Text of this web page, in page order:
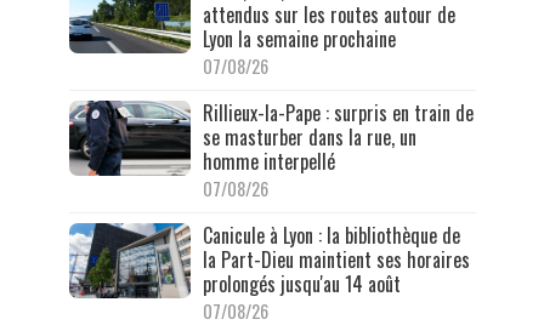
attendus sur les routes autour de
Lyon la semaine prochaine
07/08/26
Rillieux-la-Pape : surpris en train de
se masturber dans la rue, un
homme interpellé
07/08/26
Canicule à Lyon : la bibliothèque de
la Part-Dieu maintient ses horaires
prolongés jusqu'au 14 août
07/08/26